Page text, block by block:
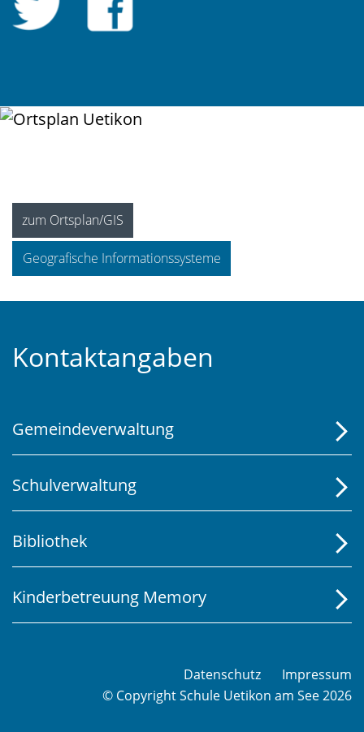
Geografische Informationssysteme
zum Ortsplan/GIS
Fusszeile
Kontaktangaben
Gemeindeverwaltung
Schulverwaltung
Bibliothek
Kinderbetreuung Memory
© Copyright Schule Uetikon am See 2026
Datenschutz Impressum